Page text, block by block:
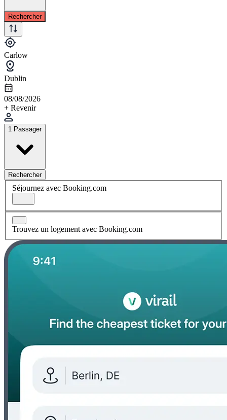
Rechercher
Carlow
Dublin
08/08/2026
+ Revenir
1 Passager
Rechercher
Séjournez avec Booking.com
Trouvez un logement avec Booking.com